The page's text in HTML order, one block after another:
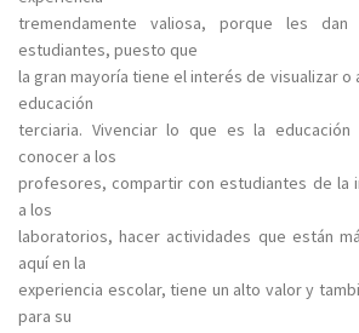
tremendamente valiosa, porque les
estudiantes, puesto que
la gran mayoría tiene el interés de visualizar o
educación
terciaria. Vivenciar lo que es la
conocer a los
profesores, compartir con estudiantes de la
a los
laboratorios, hacer actividades que están
aquí en la
experiencia escolar, tiene un alto valor y
para su